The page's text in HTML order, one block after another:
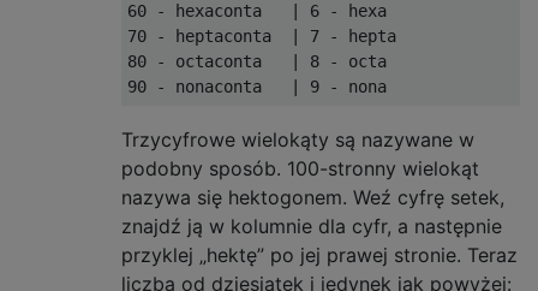
60 - hexaconta   | 6 - hexa
70 - heptaconta  | 7 - hepta
80 - octaconta   | 8 - octa
Trzycyfrowe wielokąty są nazywane w
podobny sposób. 100-stronny wielokąt
nazywa się hektogonem. Weź cyfrę setek,
znajdź ją w kolumnie dla cyfr, a następnie
przyklej „hektę” po jej prawej stronie. Teraz
liczba od dziesiątek i jedynek jak powyżej: